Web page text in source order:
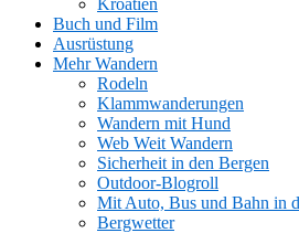
Kroatien
Buch und Film
Ausrüstung
Mehr Wandern
Rodeln
Klammwanderungen
Wandern mit Hund
Web Weit Wandern
Sicherheit in den Bergen
Outdoor-Blogroll
Mit Auto, Bus und Bahn in
Bergwetter